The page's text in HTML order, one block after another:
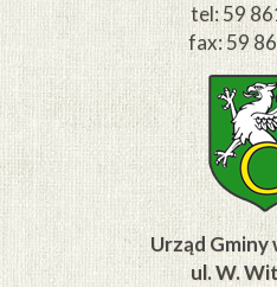
tel: 59
fax: 59
Urząd Gminy
ul. W.